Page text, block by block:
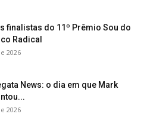
finalistas do 11º Prêmio Sou do
Radical
2026
News: o dia em que Mark
2026